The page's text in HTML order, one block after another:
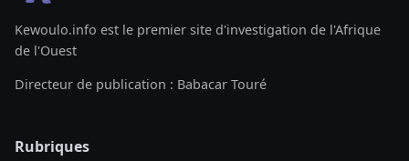
Kewoulo.info est le premier site d'investigation de l'Afrique
de l'Ouest
Directeur de publication : Babacar Touré
Rubriques